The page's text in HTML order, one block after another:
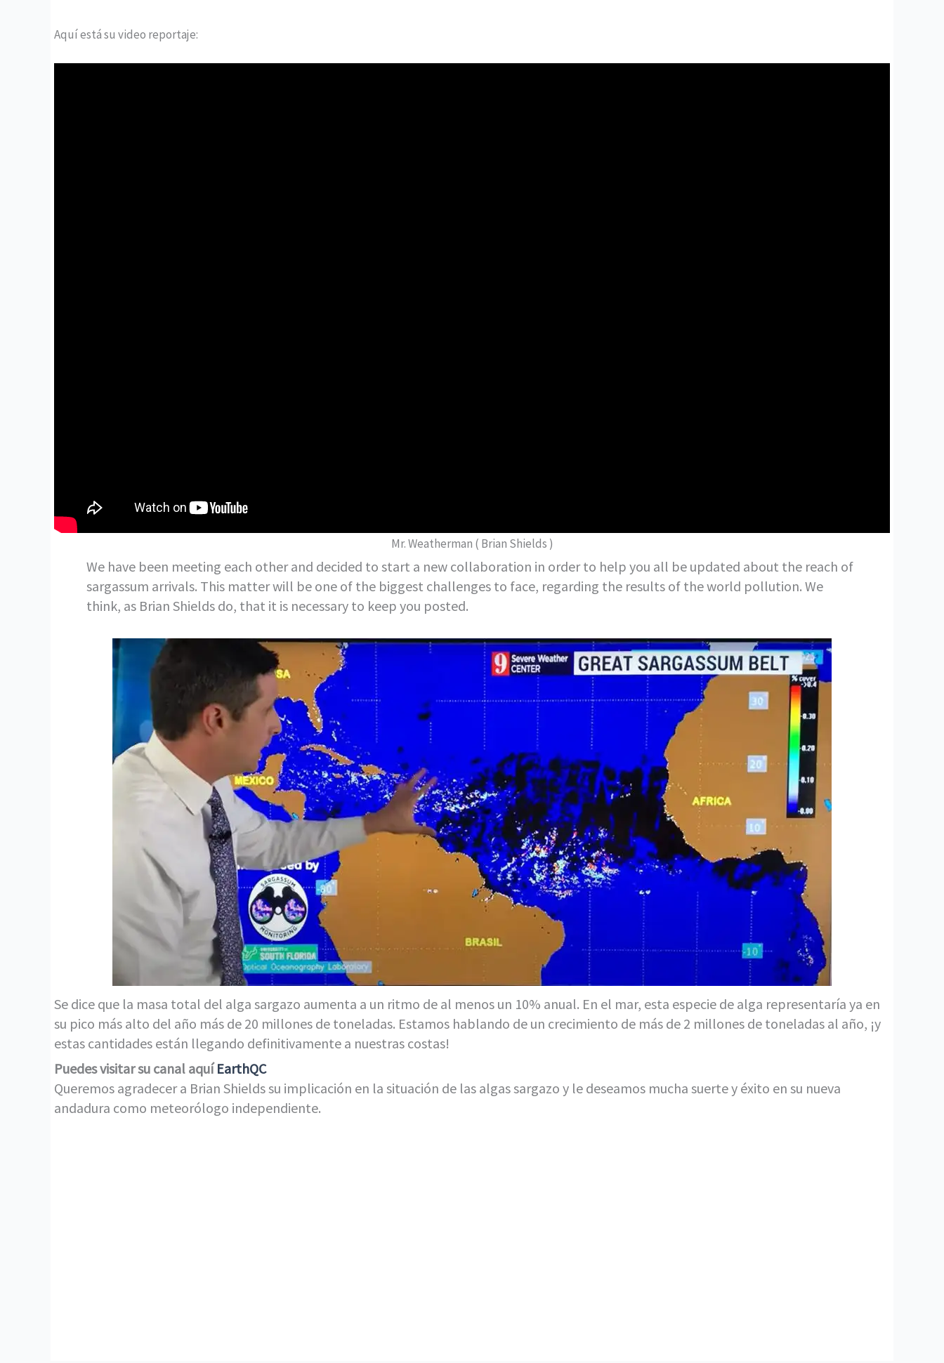
Aquí está su video reportaje:
Mr. Weatherman ( Brian Shields )
We have been meeting each other and decided to start a new collaboration in order to help you all be updated about the reach of
sargassum arrivals. This matter will be one of the biggest challenges to face, regarding the results of the world pollution. We
think, as Brian Shields do, that it is necessary to keep you posted.
Se dice que la masa total del alga sargazo aumenta a un ritmo de al menos un 10% anual. En el mar, esta especie de alga representaría ya en
su pico más alto del año más de 20 millones de toneladas. Estamos hablando de un crecimiento de más de 2 millones de toneladas al año, ¡y
estas cantidades están llegando definitivamente a nuestras costas!
Puedes visitar su canal aquíEarthQC
Queremos agradecer a Brian Shields su implicación en la situación de las algas sargazo y le deseamos mucha suerte y éxito en su nueva
andadura como meteorólogo independiente.